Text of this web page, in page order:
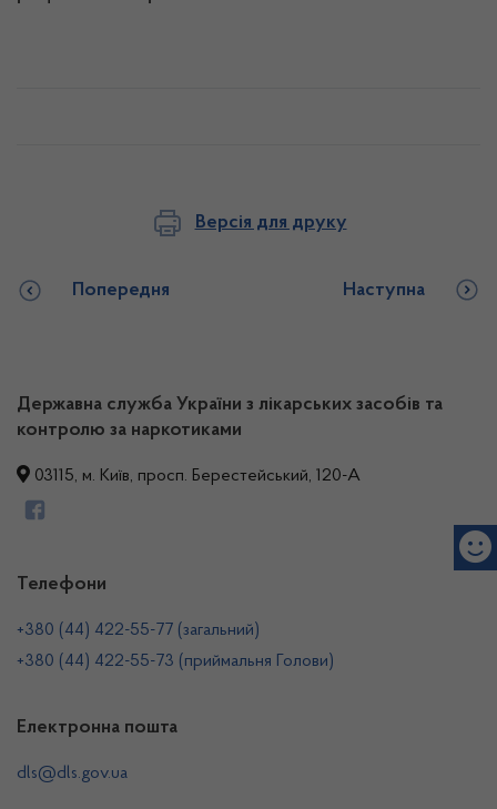
Версія для друку
Попередня Наступна
Державна служба України з лікарських засобів та
контролю за наркотиками
03115, м. Київ, просп. Берестейський, 120-А
Телефони
+380 (44) 422-55-77 (загальний)
+380 (44) 422-55-73 (приймальня Голови)
Електронна пошта
dls@dls.gov.ua